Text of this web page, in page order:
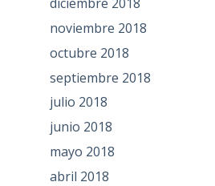
noviembre 2018
octubre 2018
septiembre 2018
julio 2018
junio 2018
mayo 2018
abril 2018